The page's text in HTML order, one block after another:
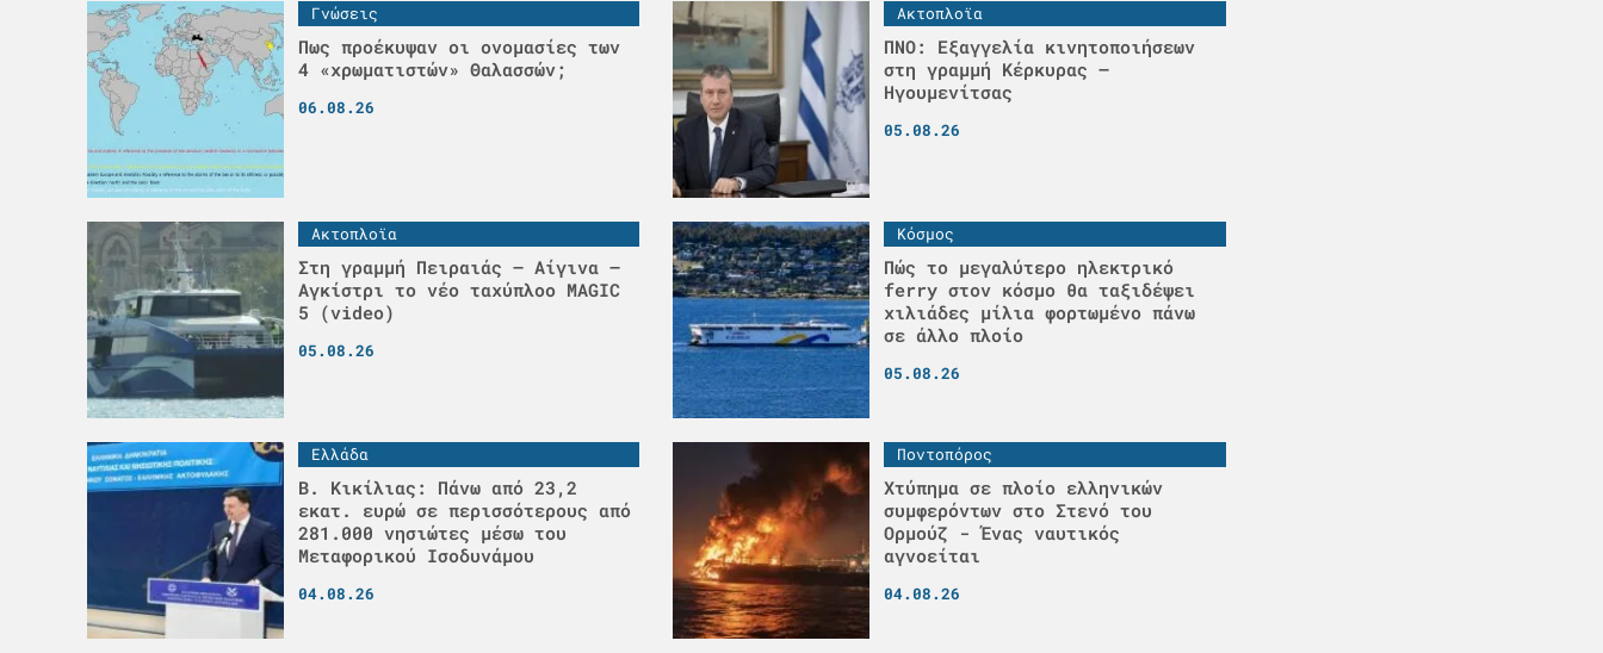
Γνώσεις
Πως προέκυψαν οι ονομασίες των
4 «χρωματιστών» Θαλασσών;
06.08.26
Ακτοπλοϊα
ΠΝΟ: Εξαγγελία κινητοποιήσεων
στη γραμμή Κέρκυρας –
Ηγουμενίτσας
05.08.26
Ακτοπλοϊα
Στη γραμμή Πειραιάς – Αίγινα –
Αγκίστρι το νέο ταχύπλοο MAGIC
5 (video)
05.08.26
Κόσμος
Πώς το μεγαλύτερο ηλεκτρικό
ferry στον κόσμο θα ταξιδέψει
χιλιάδες μίλια φορτωμένο πάνω
σε άλλο πλοίο
05.08.26
Ελλάδα
Β. Κικίλιας: Πάνω από 23,2
εκατ. ευρώ σε περισσότερους από
281.000 νησιώτες μέσω του
Μεταφορικού Ισοδυνάμου
04.08.26
Ποντοπόρος
Χτύπημα σε πλοίο ελληνικών
συμφερόντων στο Στενό του
Ορμούζ - Ένας ναυτικός
αγνοείται
04.08.26